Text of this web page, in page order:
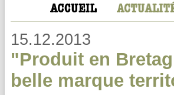
15.12.2013
"Produit en
belle marque